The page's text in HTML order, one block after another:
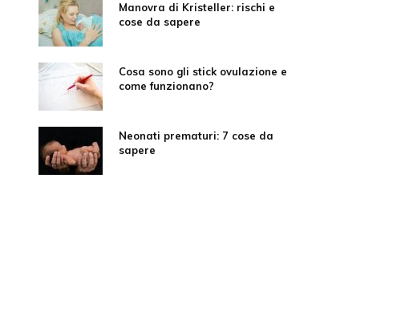
Manovra di Kristeller: rischi e
cose da sapere
Cosa sono gli stick ovulazione e
come funzionano?
Neonati prematuri: 7 cose da
sapere